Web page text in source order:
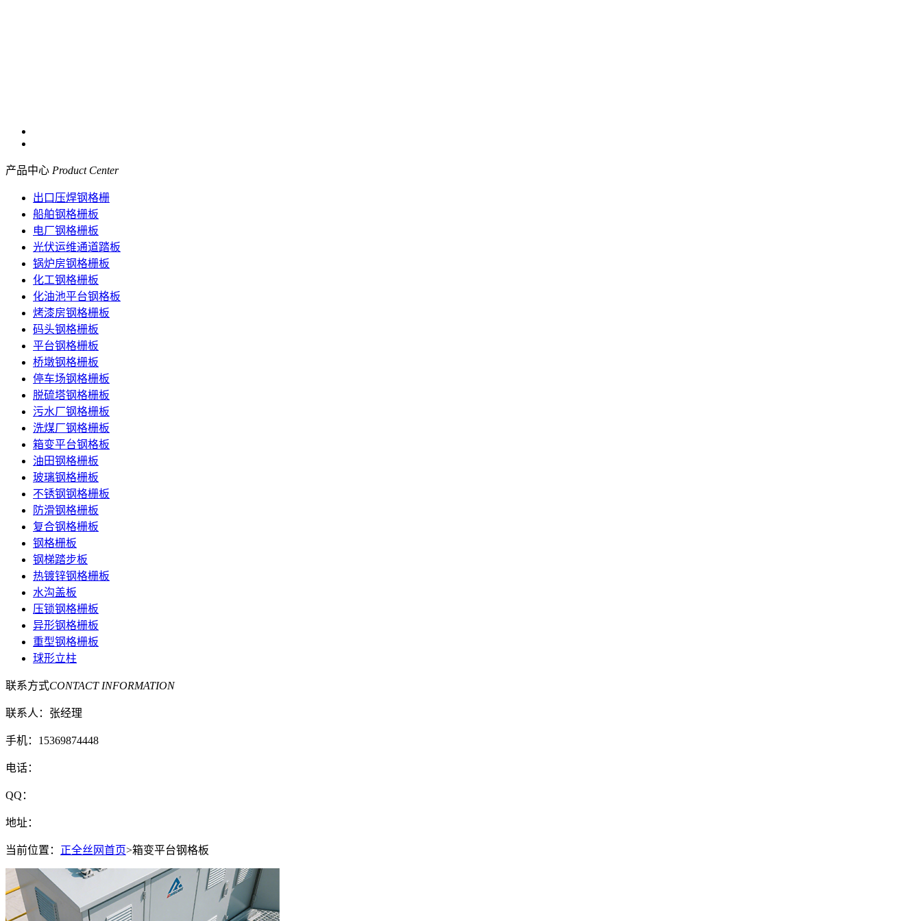
产品中心 Product Center
出口压焊钢格栅
船舶钢格栅板
电厂钢格栅板
光伏运维通道踏板
锅炉房钢格栅板
化工钢格栅板
化油池平台钢格板
烤漆房钢格栅板
码头钢格栅板
平台钢格栅板
桥墩钢格栅板
停车场钢格栅板
脱硫塔钢格栅板
污水厂钢格栅板
洗煤厂钢格栅板
箱变平台钢格板
油田钢格栅板
玻璃钢格栅板
不锈钢钢格栅板
防滑钢格栅板
复合钢格栅板
钢格栅板
钢梯踏步板
热镀锌钢格栅板
水沟盖板
压锁钢格栅板
异形钢格栅板
重型钢格栅板
球形立柱
联系方式CONTACT INFORMATION
联系人：张经理
手机：15369874448
电话：
QQ：
地址：
当前位置： 正全丝网首页>箱变平台钢格板